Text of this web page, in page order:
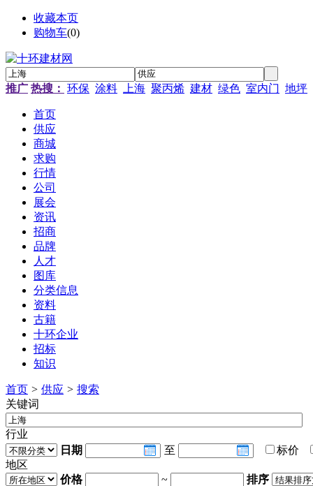
收藏本页
购物车(0)
推广 热搜： 环保 涂料 上海 聚丙烯 建材 绿色 室内门 地坪
首页
供应
商城
求购
行情
公司
展会
资讯
招商
品牌
人才
图库
分类信息
资料
古籍
十环企业
招标
知识
首页 > 供应 > 搜索
关键词
行业
日期
至
标价
地区
价格
~ 排序